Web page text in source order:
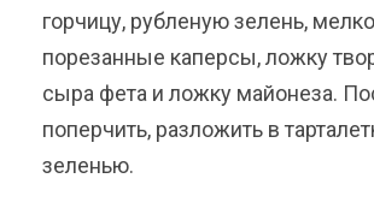
горчицу, рубленую зелень, мелко
порезанные каперсы, ложку
сыра фета и ложку майонеза.
поперчить, разложить в
зеленью.